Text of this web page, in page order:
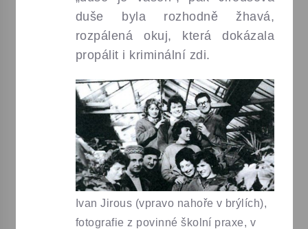
duše byla rozhodně žhavá,
rozpálená okuj, která dokázala
propálit i kriminální zdi.
Ivan Jirous (vpravo nahoře v brýlích),
fotografie z povinné školní praxe, v